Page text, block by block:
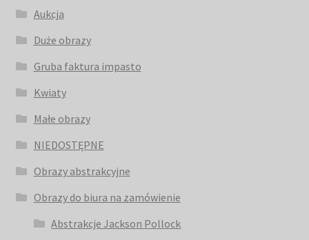
Aukcja
Duże obrazy
Gruba faktura impasto
Kwiaty
Małe obrazy
NIEDOSTĘPNE
Obrazy abstrakcyjne
Obrazy do biura na zamówienie
Abstrakcje Jackson Pollock